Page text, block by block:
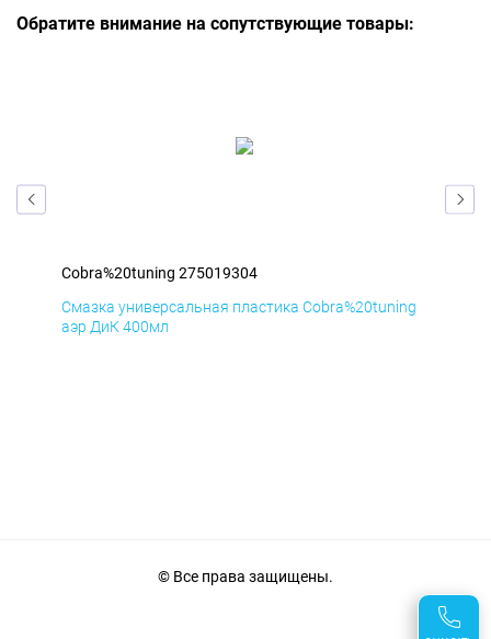
Обратите внимание на сопутствующие товары:
Cobra%20tuning 275019304
Смазка универсальная пластика Cobra%20tuning
аэр ДиК 400мл
© Все права защищены.